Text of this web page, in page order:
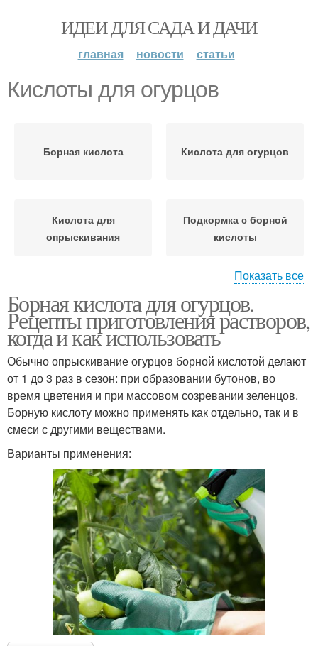
ИДЕИ ДЛЯ САДА И ДАЧИ
главная новости статьи
Кислоты для огурцов
Борная кислота Кислота для огурцов
Кислота для
опрыскивания
Подкормка с борной
кислоты
огурцов
увеличения
Кислоты на огурцах Йод для огурцов
Кислоты на огурцы
Кислота для томатов Кислоты для завязи
Показать все
Борная кислота для огурцов.
Рецепты приготовления растворов,
когда и как использовать
Обычно опрыскивание огурцов борной кислотой делают
от 1 до 3 раз в сезон: при образовании бутонов, во
время цветения и при массовом созревании зеленцов.
Борную кислоту можно применять как отдельно, так и в
смеси с другими веществами.
Варианты применения: